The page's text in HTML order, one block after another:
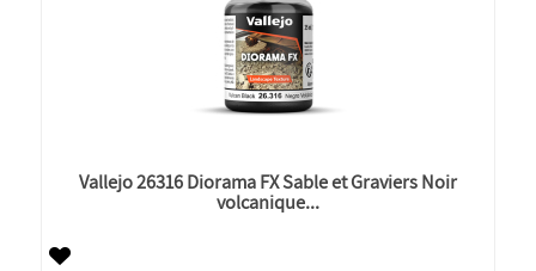
Vallejo 26316 Diorama FX Sable et Graviers Noir
volcanique...